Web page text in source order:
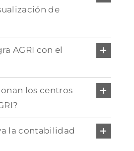
de
AGRI con el
los centros
la contabilidad